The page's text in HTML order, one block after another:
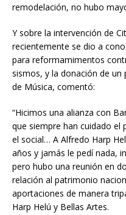
remodelación, no hubo
Y sobre la intervención de
recientemente se dio a
para reformamimentos
sismos, y la donación de
de Música, comentó:
“Hicimos una alianza con
que siempre han cuidado
el social… A Alfredo Harp
años y jamás le pedí nada,
pero hubo una reunión en
relación al patrimonio
aportaciones de manera
Harp Helú y Bellas Artes.